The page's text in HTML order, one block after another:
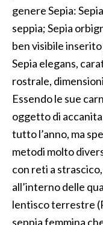
genere Sepia:
seppia; Sepia
ben visibile
Sepia elegans,
rostrale,
Essendo le sue
oggetto di
tutto l’anno, ma
metodi molto
con reti a
all’interno delle
lentisco terrestre
seppia femmina